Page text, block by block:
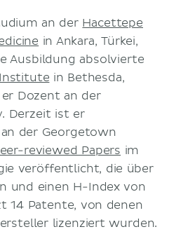
an der Hacettepe
in Ankara, Türkei,
Ausbildung absolvierte
in Bethesda,
Dozent an der
Derzeit ist er
der Georgetown
reviewed Papers im
veröffentlicht, die über
und einen H-Index von
14 Patente, von denen
lizenziert wurden.